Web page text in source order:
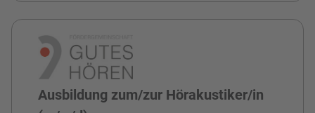
Ausbildung zum/zur Hörakustiker/in